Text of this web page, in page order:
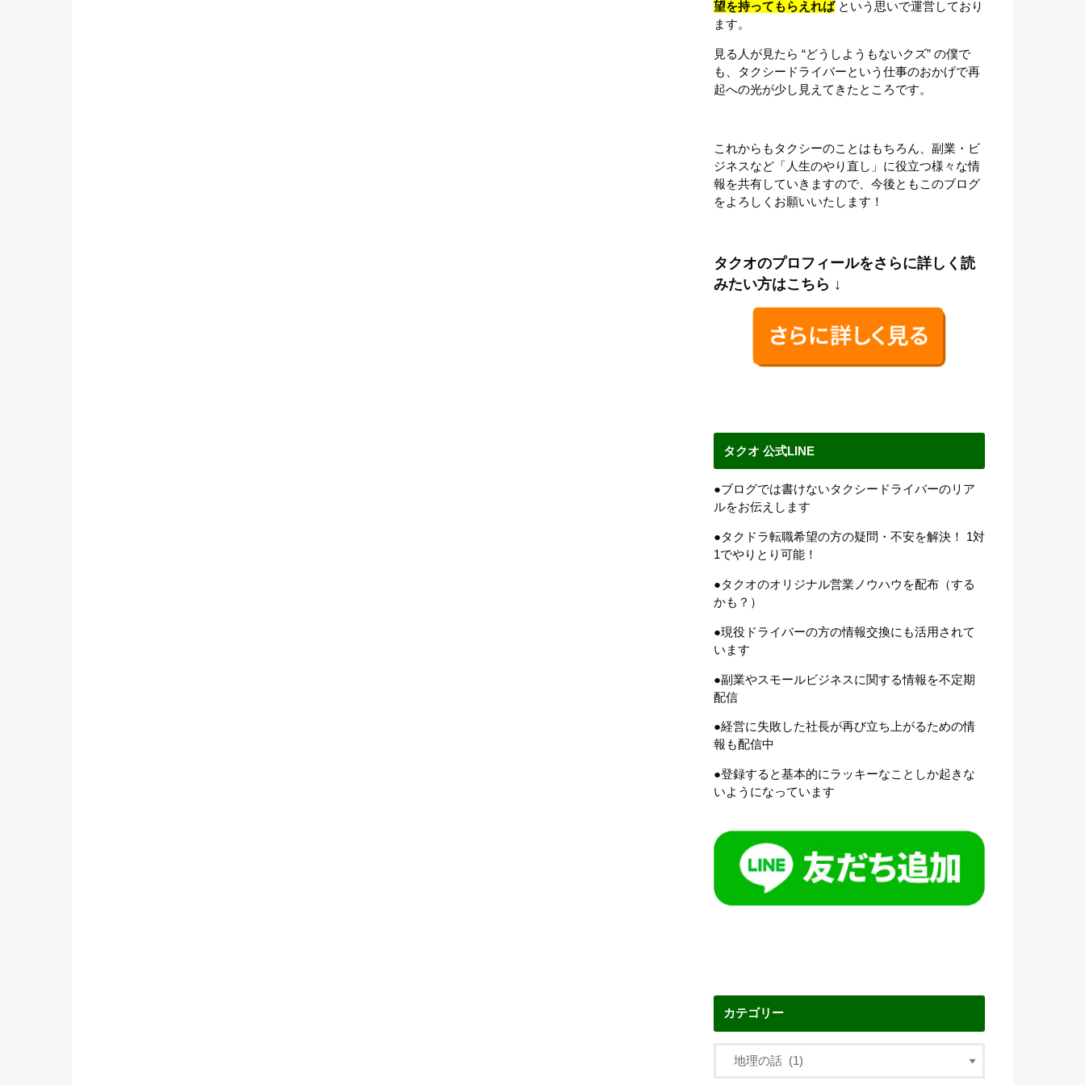
望を持ってもらえればという思いで運営しており
ます。
見る人が見たら “どうしようもないクズ” の僕で
も、タクシードライバーという仕事のおかげで再
起への光が少し見えてきたところです。
これからもタクシーのことはもちろん、副業・ビ
ジネスなど「人生のやり直し」に役立つ様々な情
報を共有していきますので、今後ともこのブログ
をよろしくお願いいたします！
タクオのプロフィールをさらに詳しく読
みたい方はこちら ↓
タクオ 公式LINE
●ブログでは書けないタクシードライバーのリア
ルをお伝えします
●タクドラ転職希望の方の疑問・不安を解決！ 1対
1でやりとり可能！
●タクオのオリジナル営業ノウハウを配布（する
かも？）
●現役ドライバーの方の情報交換にも活用されて
います
●副業やスモールビジネスに関する情報を不定期
配信
●経営に失敗した社長が再び立ち上がるための情
報も配信中
●登録すると基本的にラッキーなことしか起きな
いようになっています
カテゴリー